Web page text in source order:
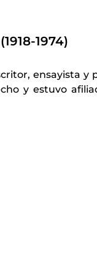
1974)
ensayista y
y estuvo